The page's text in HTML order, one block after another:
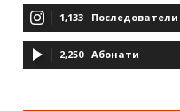
1,133 Последователи
2,250 Абонати